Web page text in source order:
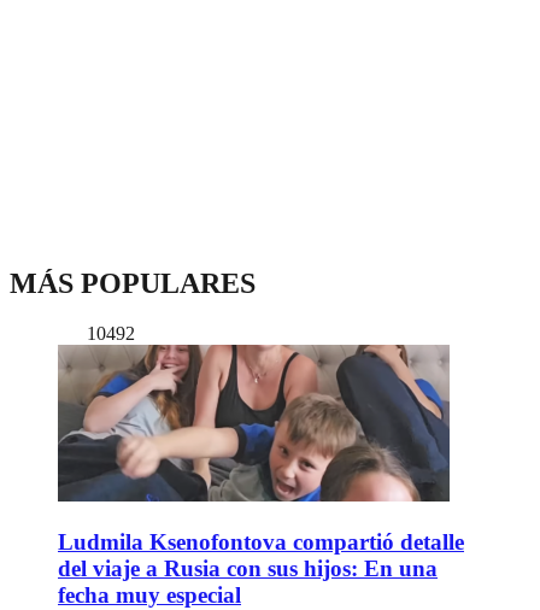
MÁS POPULARES
10492
Ludmila Ksenofontova compartió detalle
del viaje a Rusia con sus hijos: En una
fecha muy especial